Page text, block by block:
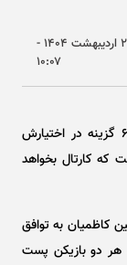
چهارشنبه ۲۴ ارديبهشت ۱۴۰۴ -
۱۰:۰۷
پرسپولیس برای پست وینگر چپ و راست حداقل ۶ گزینه در اختیارش
که کارتال بخواهد
کاظمیان به توافق
هر دو بازیکن پست